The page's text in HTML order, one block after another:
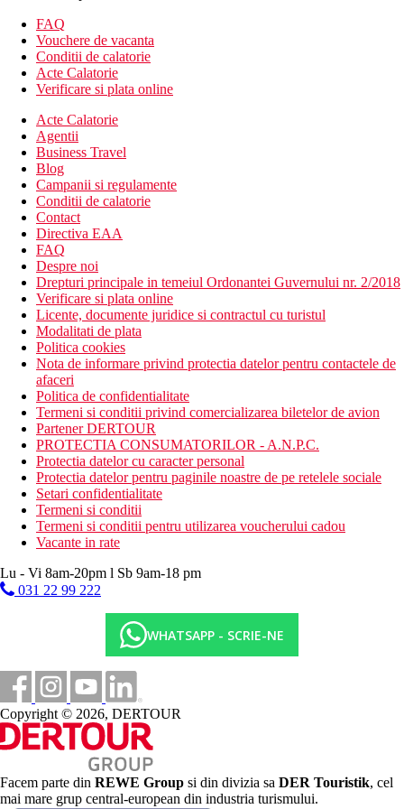
dubla, superioara; spre mare
Camera dubla, superioara, vedere la mare:
dubla, superioara; vedere la mare
Camera dubla, superioara, vedere directa la mare:
Camera dubla, superioara; vedere directa la mare
superioara; mai spatios
Mese
optiune de cumpărare a pachetului premium
Premium All Inclusive:
- bufet la mic dejun, pranz si cina
- gustari in timpul zilei
- bauturi alcoolice si nealcoolice alese (10.00-00.00)
- cafea filtrata, ceai, inghetata
- 1 x pe saptamana restaurant a la carte (este necesara rezervarea
in avans)
Plaja
plaja cu nisip chiar langa hotel
sezlonguri si umbrele contra cost
prosoapele sunt gratuite
Activitati sportive
Gratuit:teren de tenis
Facilitati copii
piscina pentru copii
patut
loc de joaca
mini club
Categoria oficiala
Distanţe
58 km
Distanta de cel mai apropiat aeroport
0 m
Distanta pana la plaja
2 km
FAQ
Vouchere de vacanta
Conditii de calatorie
Acte Calatorie
Verificare si plata online
Acte Calatorie
Agentii
Business Travel
Blog
Campanii si regulamente
Conditii de calatorie
Contact
Directiva EAA
FAQ
Despre noi
Drepturi principale in temeiul Ordonantei Guvernului nr. 2/2018
Verificare si plata online
Licente, documente juridice si contractul cu turistul
Modalitati de plata
Politica cookies
Nota de informare privind protectia datelor pentru contactele de
afaceri
Politica de confidentialitate
Termeni si conditii privind comercializarea biletelor de avion
Partener DERTOUR
PROTECTIA CONSUMATORILOR - A.N.P.C.
Protectia datelor cu caracter personal
Protectia datelor pentru paginile noastre de pe retelele sociale
Setari confidentialitate
Termeni si conditii
Termeni si conditii pentru utilizarea voucherului cadou
Vacante in rate
Lu - Vi 8am-20pm l Sb 9am-18 pm
031 22 99 222
WHATSAPP - SCRIE-NE
Copyright © 2026, DERTOUR
Facem parte din REWE Group si din divizia sa DER Touristik, cel
mai mare grup central-european din industria turismului.